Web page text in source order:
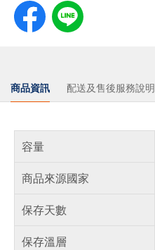
商品資訊 配送及售後服務說明
容量
商品來源國家
保存天數
保存溫層